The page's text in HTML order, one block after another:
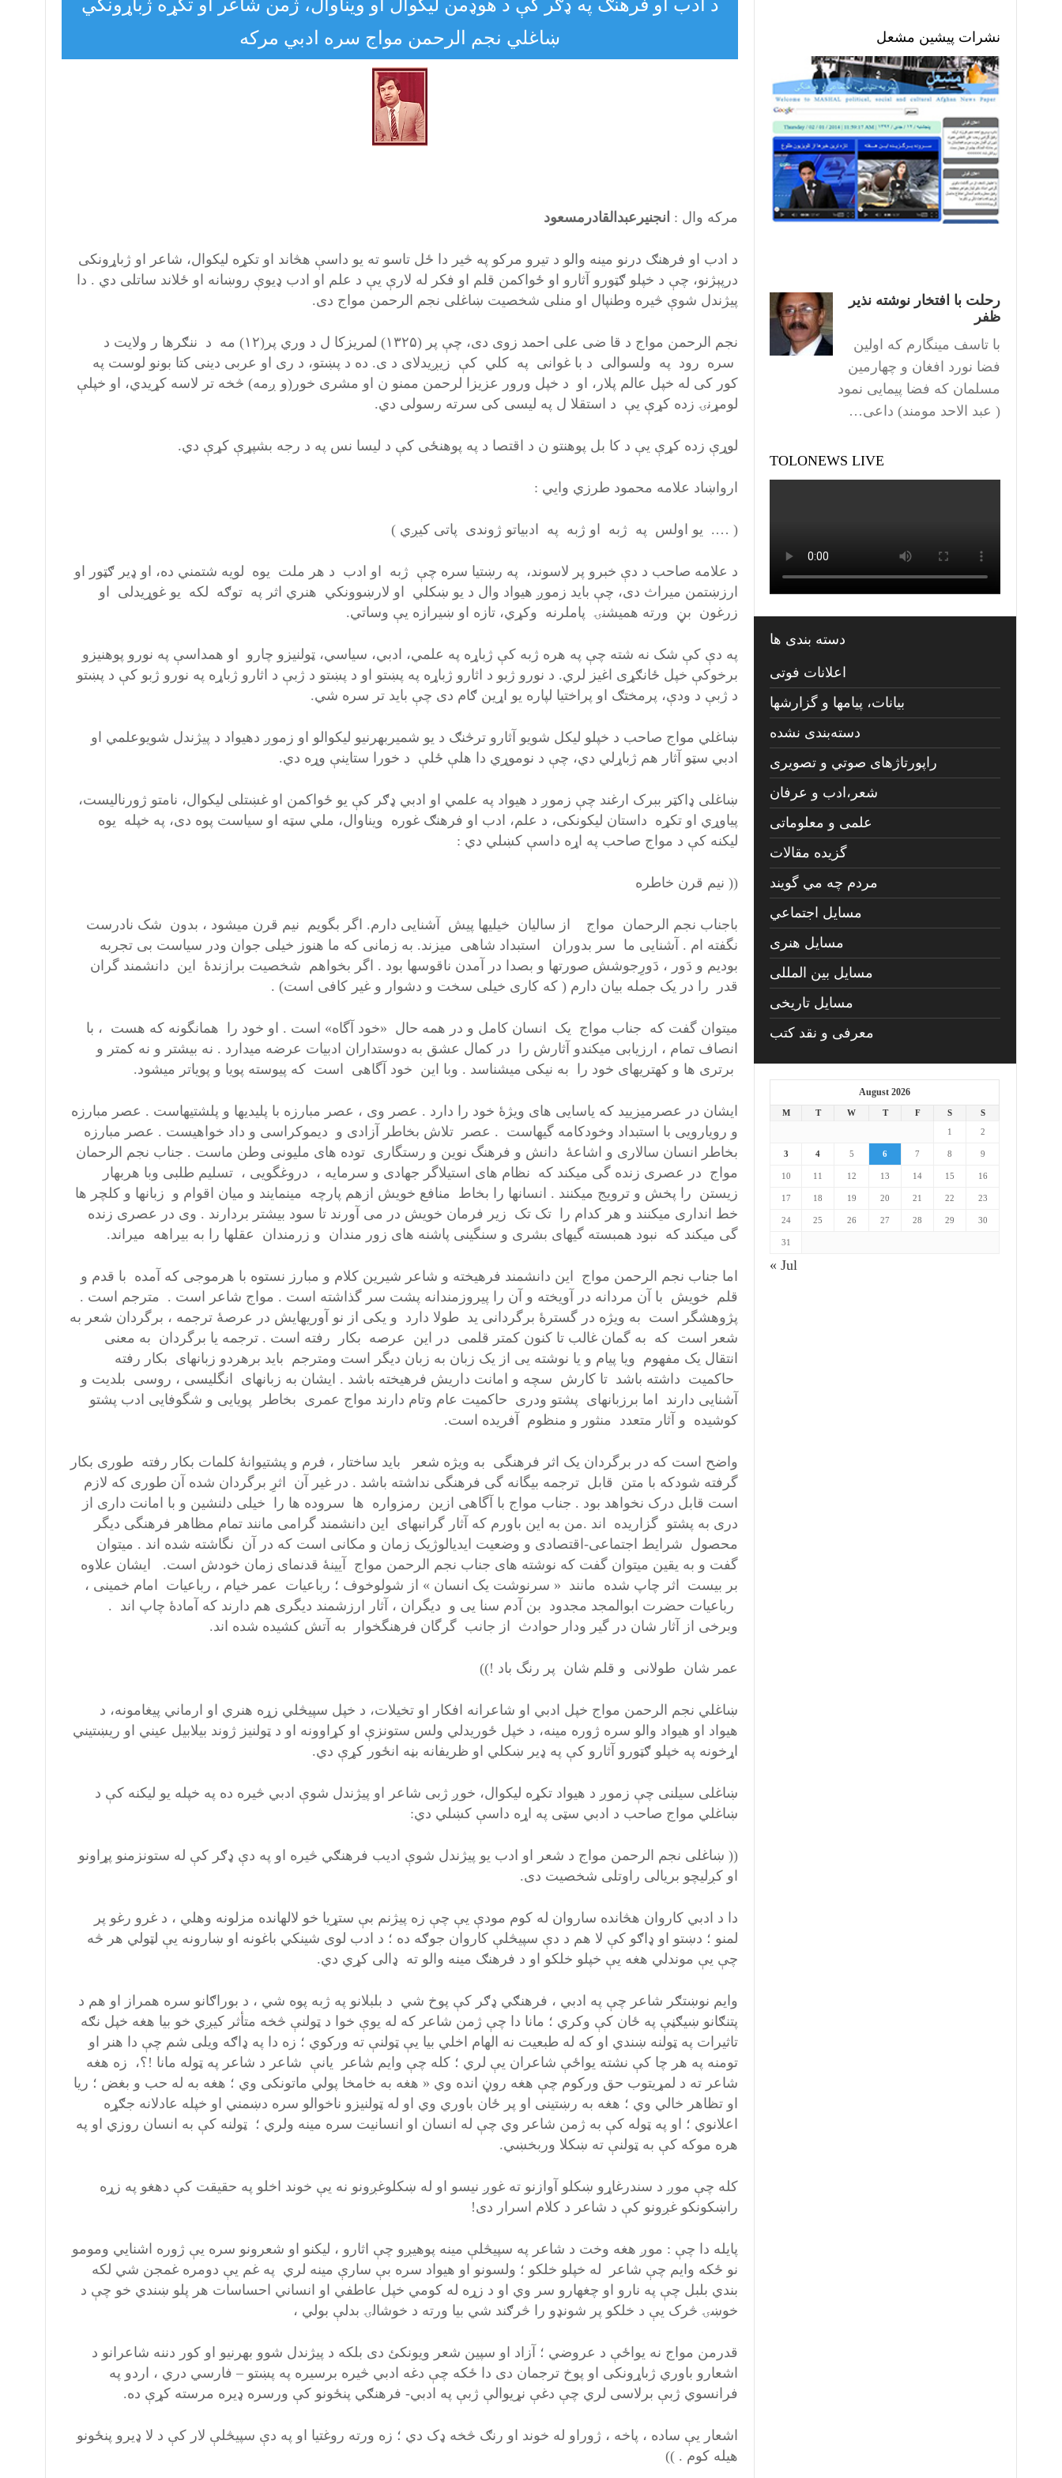
د ادب او فرهنګ په ډګر کې د هوډمن لیکوال او ویناوال، ژمن شاعر او تکړه ژباړونکي
ښاغلي نجم الرحمن مواج سره ادبي مرکه
مرکه وال : انجنیرعبدالقادرمسعود
د ادب او فرهنګ درنو مینه والو د تیرو مرکو په څیر دا ځل تاسو ته یو داسې هڅاند او تکړه لیکوال، شاعر او ژباړونکی
درپېژنو، چې د خپلو ګټورو آثارو او ځواکمن قلم او فکر له لارې یې د علم او ادب ډیوې روښانه او ځلاند ساتلی دي . دا
پیژندل شوې څیره وطنپال او منلی شخصیت ښاغلی نجم الرحمن مواج دی.
نجم الرحمن مواج د قا ضی علی احمد زوی دی، چې پر (۱۳۲۵) لمریزکا ل د وري پر(۱۲) مه د ننګرها ر ولایت د
سره رود په ولسوالی د با غوانی په کلي کې زیږیدلای د ی. ده د پښتو، د ری او عربی دینی کتا بونو لوست په
کور کی له خپل عالم پلار، او د خپل ورور عزیزا لرحمن ممنو ن او مشری خور(و ږمه) څخه تر لاسه کړیدي، او خپلې
لومړنۍ زده کړې یې د استقلا ل په لیسی کی سرته رسولی دي.
لوړې زده کړې یې د کا بل پوهنتو ن د اقتصا د په پوهنځی کې د لیسا نس په د رجه بشپړې کړې دي.
ارواښاد علامه محمود طرزي وایي :
( …. یو اولس په ژبه او ژبه په ادبیاتو ژوندی پاتی کیږي )
د علامه صاحب د دې خبرو پر لاسوند، په رښتیا سره چې ژبه او ادب د هر ملت یوه لویه شتمني ده، او ډیر ګټور او
ارزښتمن میراث دی، چې باید زموږ هیواد وال د یو ښکلي او لارښوونکي هنري اثر په توګه لکه یو غوړیدلی او
زرغون بڼ ورته همیشنۍ پاملرنه وکړي، تازه او ښیرازه یې وساتي.
په دې کې شک نه شته چې په هره ژبه کې ژباړه په علمي، ادبي، سیاسي، ټولنیزو چارو او همداسې په نورو پوهنیزو
برخوکې خپل ځانګړی اغیز لري. د نورو ژبو د اثارو ژباړه په پښتو او د پښتو د ژبې د اثارو ژباړه په نورو ژبو کې د پښتو
د ژبې د ودې، پرمختګ او پراختیا لپاره یو اړین ګام دی چې باید تر سره شي.
ښاغلي مواج صاحب د خپلو لیکل شویو آثارو ترڅنګ د یو شمیربهرنیو لیکوالو او زموږ دهیواد د پیژندل شویوعلمي او
ادبي سټو آثار هم ژباړلي دي، چې د نوموړي دا هلې ځلې د خورا ستاینې وړه دي.
ښاغلی ډاکټر ببرک ارغند چې زموږ د هیواد په علمي او ادبي ډګر کې یو ځواکمن او غښتلی لیکوال، نامتو ژورنالیست،
پیاوړي او تکړه داستان لیکونکی، د علم، ادب او فرهنګ غوره ویناوال، ملي سټه او سیاست پوه دی، په خپله یوه
لیکنه کې د مواج صاحب په اړه داسې کښلي دي :
(( نیم قرن خاطره
باجناب نجم الرحمان مواج از سالیان خیلیها پیش آشنایی دارم. اگر بگویم نیم قرن میشود ، بدون شک نادرست
نگفته ام . آشنایی ما سر بدوران استبداد شاهی میزند. به زمانی که ما هنوز خیلی جوان ودر سیاست بی تجربه
بودیم و دَور ، دَورِجوشش صورتها و بصدا در آمدن ناقوسها بود . اگر بخواهم شخصیت برازندۀ این دانشمند گران
قدر را در یک جمله بیان دارم ( که کاری خیلی سخت و دشوار و غیر کافی است) .
میتوان گفت که جناب مواج یک انسان کامل و در همه حال «خود آگاه» است . او خود را همانگونه که هست ، با
انصاف تمام ، ارزیابی میکندو آثارش را در کمال عشق به دوستداران ادبیات عرضه میدارد . نه بیشتر و نه کمتر و
برتری ها و کهتریهای خود را به نیکی میشناسد . وبا این خود آگاهی است که پیوسته پویا و پویاتر میشود.
ایشان در عصرمیزیید که یاسایی های ویژۀ خود را دارد . عصر وی ، عصر مبارزه با پلیدیها و پلشتیهاست . عصر مبارزه
و رویارویی با استبداد وخودکامه گیهاست . عصر تلاش بخاطر آزادی و دیموکراسی و داد خواهیست . عصر مبارزه
بخاطر انسان سالاری و اشاعۀ دانش و فرهنگ نوین و رستگاری توده های ملیونی وطن ماست . جناب نجم الرحمان
مواج در عصری زنده گی میکند که نظام های استیلاگر جهادی و سرمایه ، دروغگویی ، تسلیم طلبی وبا هربهار
زیستن را پخش و ترویج میکنند . انسانها را بخاط منافع خویش ازهم پارچه مینمایند و میان اقوام و زبانها و کلچر ها
خط انداری میکنند و هر کدام را تک تک زیر فرمان خویش در می آورند تا سود بیشتر بردارند . وی در عصری زنده
گی میکند که نبود همبسته گیهای بشری و سنگینی پاشنه های زور مندان و زرمندان عقلها را به بیراهه میراند.
اما جناب نجم الرحمن مواج این دانشمند فرهیخته و شاعر شیرین کلام و مبارز نستوه با هرموجی که آمده با قدم و
قلم خویش با آن مردانه در آویخته و آن را پیروزمندانه پشت سر گذاشته است . مواج شاعر است . مترجم است .
پژوهشگر است به ویژه در گسترۀ برگردانی ید طولا دارد و یکی از نو آوریهایش در عرصۀ ترجمه ، برگردان شعر به
شعر است که به گمان غالب تا کنون کمتر قلمی در این عرصه بکار رفته است . ترجمه یا برگردان به معنی
انتقال یک مفهوم ویا پیام و یا نوشته یی از یک زبان به زبان دیگر است ومترجم باید برهردو زبانهای بکار رفته
حاکمیت داشته باشد تا کارش سچه و امانت داریش فرهیخته باشد . ایشان به زبانهای انگلیسی ، روسی بلدیت و
آشنایی دارند اما برزبانهای پشتو ودری حاکمیت عام وتام دارند مواج عمری بخاطر پویایی و شگوفایی ادب پشتو
کوشیده و آثار متعدد منثور و منظوم آفریده است.
واضح است که در برگردان یک اثر فرهنگی به ویژه شعر باید ساختار ، فرم و پشتیوانۀ کلمات بکار رفته طوری بکار
گرفته شودکه با متن قابل ترجمه بیگانه گی فرهنگی نداشته باشد . در غیر آن اثرِ برگردان شده آن طوری که لازم
است قابل درک نخواهد بود . جناب مواج با آگاهی ازین رمزواره ها سروده ها را خیلی دلنشین و با امانت داری از
دری به پشتو گزاریده اند .من به این باورم که آثار گرانبهای این دانشمند گرامی مانند تمام مظاهر فرهنگی دیگر
محصول شرایط اجتماعی-اقتصادی و وضعیت ایدیالوژیک زمان و مکانی است که در آن نگاشته شده اند . میتوان
گفت و به یقین میتوان گفت که نوشته های جناب نجم الرحمن مواج آیینۀ قدنمای زمان خودش است. ایشان علاوه
بر بیست اثر چاپ شده مانند « سرنوشت یک انسان » از شولوخوف ؛ رباعیات عمر خیام ، رباعیات امام خمینی ،
رباعیات حضرت ابوالمجد مجدود بن آدم سنا یی و دیگران ، آثار ارزشمند دیگری هم دارند که آمادۀ چاپ اند .
وبرخی از آثار شان در گیر ودار حوادث از جانب گرگان فرهنگخوار به آتش کشیده شده اند.
عمر شان طولانی و قلم شان پر رنگ باد !))
ښاغلي نجم الرحمن مواج خپل ادبي او شاعرانه افکار او تخیلات، د خپل سپیڅلي زړه هنري او ارماني پیغامونه، د
هیواد او هیواد والو سره ژوره مینه، د خپل ځوریدلي ولس ستونزې او کړاوونه او د ټولنیز ژوند بیلابیل عیني او ریښتیني
اړخونه په خپلو ګټورو آثارو کې په ډیر ښکلي او ظریفانه بڼه انځور کړې دي.
ښاغلی سیلنی چې زموږ د هیواد تکړه لیکوال، خوږ ژبی شاعر او پیژندل شوې ادبي څیره ده په خپله یو لیکنه کې د
ښاغلي مواج صاحب د ادبي سټی په اړه داسې کښلي دي:
(( ښاغلی نجم الرحمن مواج د شعر او ادب یو پیژندل شوې ادیب فرهنګي څیره او په دې ډګر کې له ستونزمنو پړاونو
او کږلیچو بریالی راوتلی شخصیت دی.
دا د ادبي کاروان هڅانده ساروان له کوم مودې یې چې زه پیژنم بې ستړیا خو لالهانده مزلونه وهلي ، د غرو رغو پر
لمنو ؛ دښتو او ډاګو کې لا هم د دې سپیڅلې کاروان جوګه ده ؛ د ادب لوی شینکي باغونه او ښارونه یې لټولي هر څه
چې یې موندلي هغه یې خپلو خلکو او د فرهنګ مینه والو ته ډالی کړي دي.
وایم نوښتګر شاعر چې په ادبي ، فرهنګي ډګر کې پوخ شي د بلبلانو په ژبه پوه شي ، د بوراګانو سره همراز او هم د
پتنګانو ښیګڼې په ځان کې وکري ؛ مانا دا چې ژمن شاعر که له یوې خوا د ټولنې څخه متأثر کیږي خو بیا هغه خپل نګه
تاثیرات په ټولنه ښندي او که له طبعیت نه الهام اخلي بیا یې ټولنې ته ورکوي ؛ زه دا په ډاګه ویلی شم چې دا هنر او
تومنه په هر چا کې نشته یواځې شاعران یې لري ؛ کله چې وایم شاعر یانې شاعر د شاعر په ټوله مانا !؟، زه هغه
شاعر ته د لمړیتوب حق ورکوم چې هغه روڼ انده وي « هغه به خامخا پولي ماتونکی وي ؛ هغه به له حب و بغض ؛ ریا
او تظاهر خالي وي ؛ هغه به رښتینی او پر ځان باوري وي او له ټولنیزو ناخوالو سره دښمني او خپله عادلانه جګړه
اعلانوي ؛ او په ټوله کې به ژمن شاعر وي چې له انسان او انسانیت سره مینه ولري ؛ ټولنه کې به انسان روزي او په
هره موکه کې به ټولنې ته ښکلا وربخښي.
کله چې موږ د سندرغاړو ښکلو آوازنو ته غوږ نیسو او له ښکلوغږونو نه یې خوند اخلو په حقیقت کې دهغو په زړه
راښکونکو غږونو کې د شاعر د کلام اسرار دی!
پایله دا چې : موږ هغه وخت د شاعر په سپیڅلې مینه پوهیږو چې اثارو ، لیکنو او شعرونو سره یې ژوره اشنایي ومومو
نو ځکه وایم چې شاعر له خپلو خلکو ؛ ولسونو او هیواد سره بې سارې مینه لري په غم یې دومره غمجن شي لکه
بندي بلبل چې په نارو او چغهارو سر وي او د زړه له کومي خپل عاطفي او انساني احساسات هر پلو ښندي خو چې د
خوښۍ څرک یې د خلکو پر شونډو را څرګند شي بیا ورته د خوشالۍ بدلې بولي ،
قدرمن مواج نه یواځې د عروضي ؛ آزاد او سپین شعر ویونکئ دی بلکه د پیژندل شوو بهرنیو او کور دننه شاعرانو د
اشعارو باوري ژباړونکی او پوخ ترجمان دی دا ځکه چې دغه ادبي څیره برسیره په پښتو – فارسي دري ، اردو په
فرانسوي ژبې برلاسی لري چې دغې نړیوالې ژبې په ادبي- فرهنګي پنځونو کې ورسره ډیره مرسته کړې ده.
اشعار یې ساده ، پاخه ، ژوراو له خوند او رنګ څخه ډک دي ؛ زه ورته روغتیا او په دې سپیڅلې لار کې د لا ډیرو پنځونو
هیله کوم . ))
نشرات پیشین مشعل
رحلت با افتخار نوشته نذیر
ظفر
با تاسف مینگارم که اولین
فضا نورد افغان و چهارمین
مسلمان که فضا پیمایی نمود
( عبد الاحد مومند) داعی…
TOLONEWS LIVE
دسته بندی ها
اعلانات فوتی
بیانات، پیامها و گزارشها
دسته‌بندی نشده
راپورتاژهای صوتي و تصويری
شعر،ادب و عرفان
علمی و معلوماتی
گزیده مقالات
مردم چه مي گويند
مسايل اجتماعي
مسايل هنری
مسایل بین المللی
مسایل تاریخی
معرفی و نقد کتب
August 2026
M T W T F S
S
1
2
3 4 5 6 7 8 9
10 11 12 13 14 15 16
17 18 19 20 21 22 23
24 25 26 27 28 29 30
31
« Jul